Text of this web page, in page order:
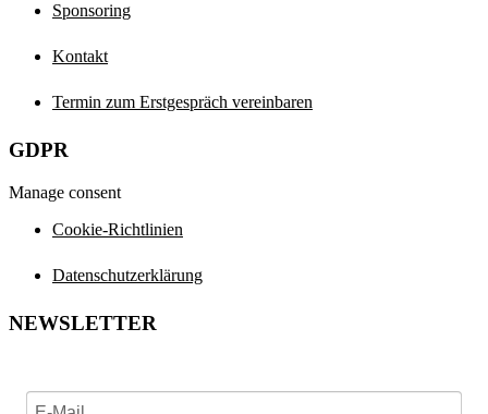
Sponsoring
Kontakt
Termin zum Erstgespräch vereinbaren
GDPR
Manage consent
Cookie-Richtlinien
Datenschutzerklärung
NEWSLETTER